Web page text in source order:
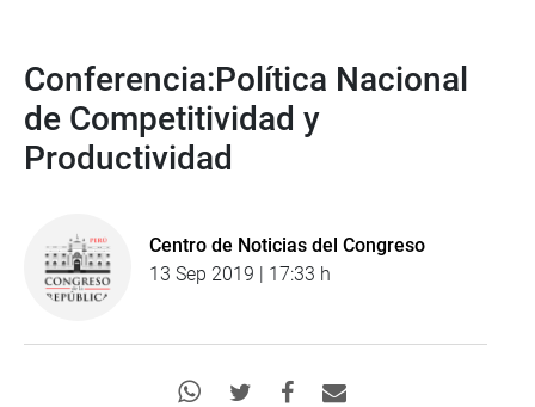
Conferencia:Política Nacional
de Competitividad y
Productividad
Centro de Noticias del Congreso
13 Sep 2019 | 17:33 h